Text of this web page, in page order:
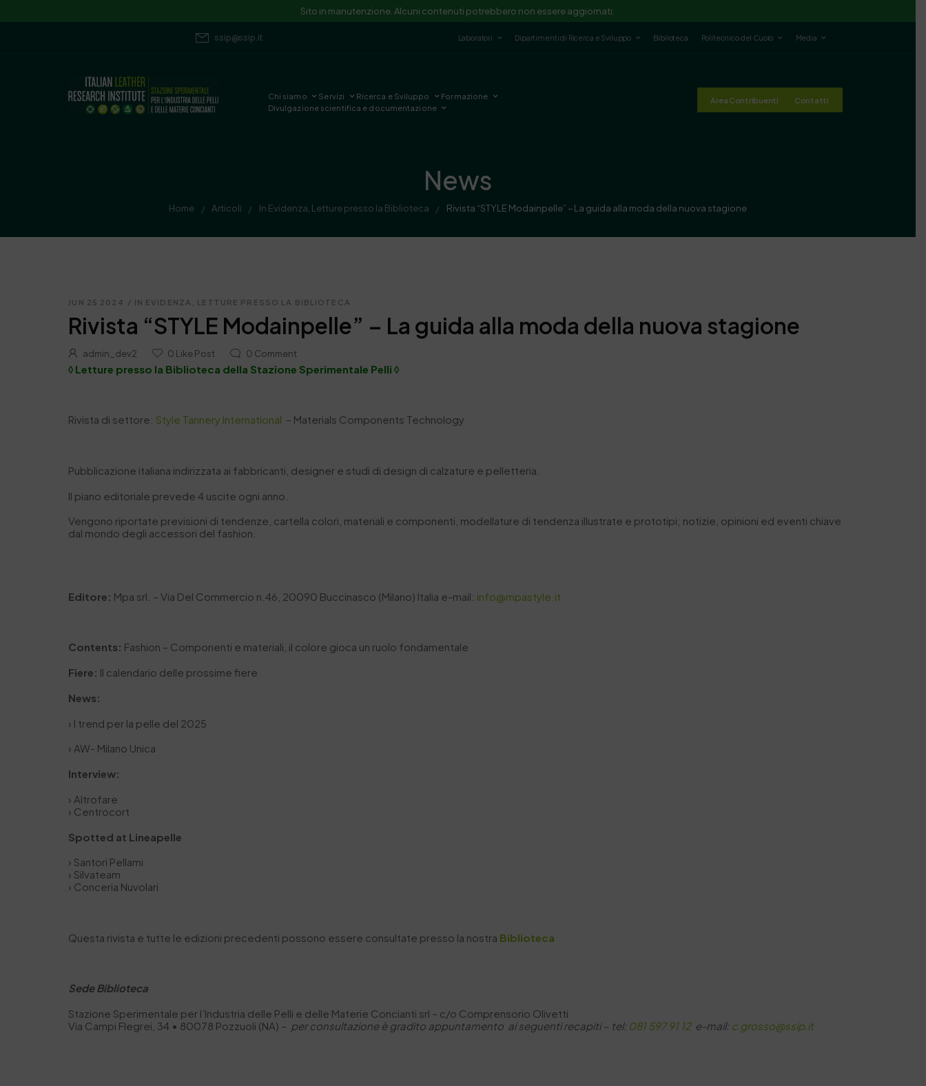
Sito in manutenzione. Alcuni contenuti potrebbero non essere aggiornati.
ssip@ssip.it Laboratori Dipartimenti di Ricerca e Sviluppo Biblioteca Politecnico del Cuoio Media
Chi siamo Servizi Ricerca e Sviluppo
Formazione
Divulgazione scientifica e documentazione
Area Contribuenti Contatti
News
Home / Articoli / In Evidenza Letture presso la Biblioteca / Rivista “STYLE Modainpelle” – La guida alla moda della nuova stagione
JUN 25 2024 / IN EVIDENZA LETTURE PRESSO LA BIBLIOTECA
Rivista “STYLE Modainpelle” – La guida alla moda della nuova stagione
admin_dev2 0 Like Post 0 Comment
◊ Letture presso la Biblioteca della Stazione Sperimentale Pelli ◊
Rivista di settore:Style Tannery International – Materials Components Technology
Pubblicazione italiana indirizzata ai fabbricanti, designer e studi di design di calzature e pelletteria.
Il piano editoriale prevede 4 uscite ogni anno.
Vengono riportate previsioni di tendenze, cartella colori, materiali e componenti, modellature di tendenza illustrate e prototipi; notizie, opinioni ed eventi chiave
dal mondo degli accessori del fashion.
Editore: Mpa srl. – Via Del Commercio n.46, 20090 Buccinasco (Milano) Italia e-mail: info@mpastyle.it
Contents: Fashion – Componenti e materiali, il colore gioca un ruolo fondamentale
Fiere: Il calendario delle prossime fiere
News:
› I trend per la pelle del 2025
› AW- Milano Unica
Interview:
› Altrofare
› Centrocort
Spotted at Lineapelle
› Santori Pellami
› Silvateam
› Conceria Nuvolari
Questa rivista e tutte le edizioni precedenti possono essere consultate presso la nostra Biblioteca
Sede Biblioteca
Stazione Sperimentale per I’Industria delle Pelli e delle Materie Concianti srl – c/o Comprensorio Olivetti
Via Campi Flegrei, 34 • 80078 Pozzuoli (NA) – per consultazione è gradito appuntamento ai seguenti recapiti – tel: 081 597 91 12e-mail: c.grosso@ssip.it